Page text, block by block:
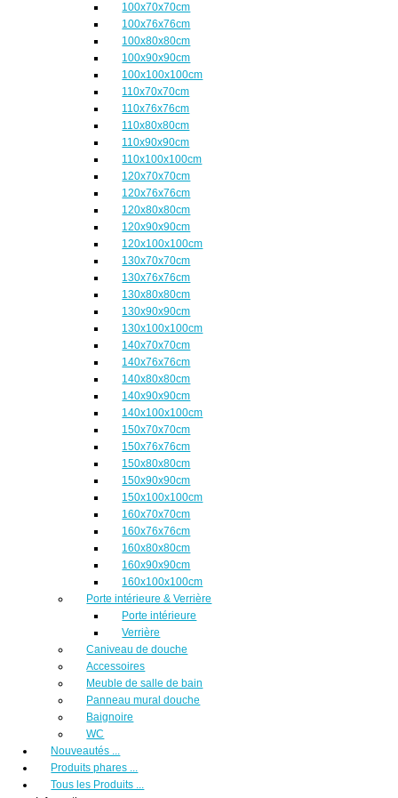
100x70x70cm
100x76x76cm
100x80x80cm
100x90x90cm
100x100x100cm
110x70x70cm
110x76x76cm
110x80x80cm
110x90x90cm
110x100x100cm
120x70x70cm
120x76x76cm
120x80x80cm
120x90x90cm
120x100x100cm
130x70x70cm
130x76x76cm
130x80x80cm
130x90x90cm
130x100x100cm
140x70x70cm
140x76x76cm
140x80x80cm
140x90x90cm
140x100x100cm
150x70x70cm
150x76x76cm
150x80x80cm
150x90x90cm
150x100x100cm
160x70x70cm
160x76x76cm
160x80x80cm
160x90x90cm
160x100x100cm
Porte intérieure & Verrière
Porte intérieure
Verrière
Caniveau de douche
Accessoires
Meuble de salle de bain
Panneau mural douche
Baignoire
WC
Nouveautés ...
Produits phares ...
Tous les Produits ...